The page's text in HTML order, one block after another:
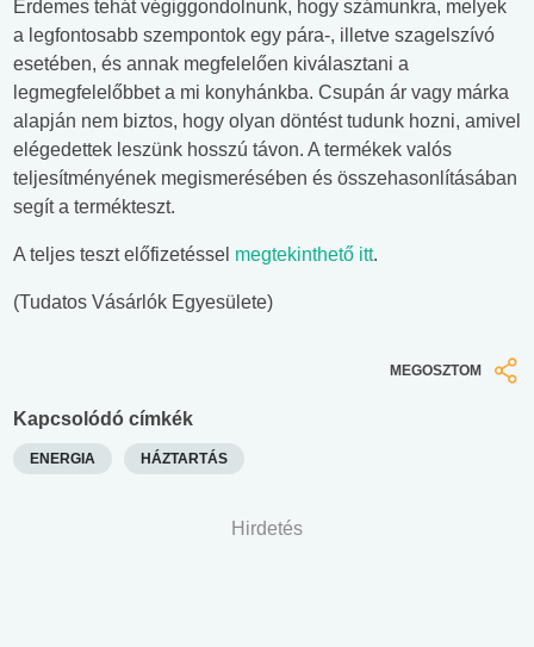
Érdemes tehát végiggondolnunk, hogy számunkra, melyek
a legfontosabb szempontok egy pára-, illetve szagelszívó
esetében, és annak megfelelően kiválasztani a
legmegfelelőbbet a mi konyhánkba. Csupán ár vagy márka
alapján nem biztos, hogy olyan döntést tudunk hozni, amivel
elégedettek leszünk hosszú távon. A termékek valós
teljesítményének megismerésében és összehasonlításában
segít a termékteszt.
A teljes teszt előfizetéssel megtekinthető itt.
(Tudatos Vásárlók Egyesülete)
MEGOSZTOM
Kapcsolódó címkék
ENERGIA HÁZTARTÁS
Hirdetés